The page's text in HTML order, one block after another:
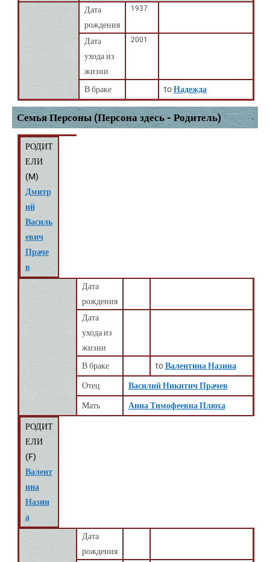
Дата
рождения
1937
Дата
ухода из
жизни
2001
В браке toНадежда
Семья Персоны (Персона здесь - Родитель)
РОДИТ
ЕЛИ
(M)
Дмитр
ий
Василь
евич
Праче
в
Дата
рождения
Дата
ухода из
жизни
В браке
toВалентина Назина
Отец Василий Никитич Прачев
Мать Анна Тимофеевна Плюха
РОДИТ
ЕЛИ
(F)
Валент
ина
Назин
а
Дата
рождения